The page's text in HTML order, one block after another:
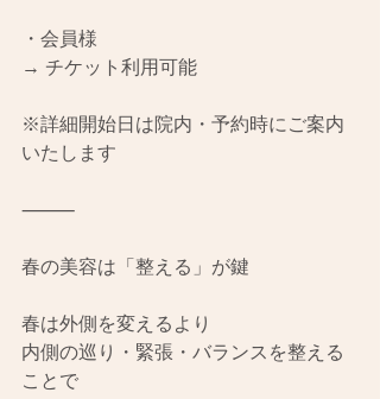
・会員様
→ チケット利用可能
※詳細開始日は院内・予約時にご案内
いたします
⸻
春の美容は「整える」が鍵
春は外側を変えるより
内側の巡り・緊張・バランスを整える
ことで